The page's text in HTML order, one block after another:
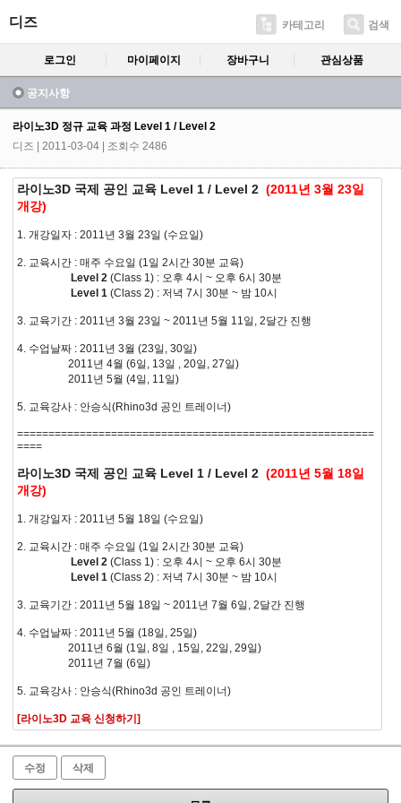
디즈 카테고리 검색
로그인 마이페이지 장바구니 관심상품
공지사항
라이노3D 정규 교육 과정 Level 1 / Level 2
디즈 | 2011-03-04 | 조회수 2486
라이노3D 국제 공인 교육 Level 1 / Level 2 (2011년 3월 23일
개강)
1. 개강일자 : 2011년 3월 23일 (수요일)
2. 교육시간 : 매주 수요일 (1일 2시간 30분 교육)
Level 2 (Class 1) : 오후 4시 ~ 오후 6시 30분
Level 1 (Class 2) : 저녁 7시 30분 ~ 밤 10시
3. 교육기간 : 2011년 3월 23일 ~ 2011년 5월 11일, 2달간 진행
4. 수업날짜 : 2011년 3월 (23일, 30일)
2011년 4월 (6일, 13일 , 20일, 27일)
2011년 5월 (4일, 11일)
5. 교육강사 : 안승식(Rhino3d 공인 트레이너)
=========================================================
====
라이노3D 국제 공인 교육 Level 1 / Level 2 (2011년 5월 18일
개강)
1. 개강일자 : 2011년 5월 18일 (수요일)
2. 교육시간 : 매주 수요일 (1일 2시간 30분 교육)
Level 2 (Class 1) : 오후 4시 ~ 오후 6시 30분
Level 1 (Class 2) : 저녁 7시 30분 ~ 밤 10시
3. 교육기간 : 2011년 5월 18일 ~ 2011년 7월 6일, 2달간 진행
4. 수업날짜 : 2011년 5월 (18일, 25일)
2011년 6월 (1일, 8일 , 15일, 22일, 29일)
2011년 7월 (6일)
5. 교육강사 : 안승식(Rhino3d 공인 트레이너)
[라이노3D 교육 신청하기]
수정 삭제